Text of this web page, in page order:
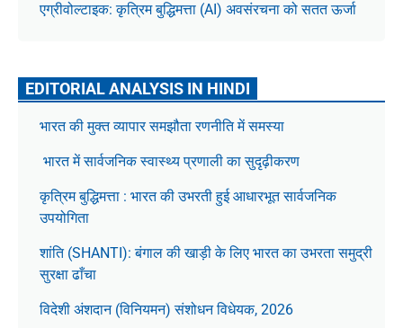
एग्रीवोल्टाइक: कृत्रिम बुद्धिमत्ता (AI) अवसंरचना को सतत ऊर्जा
EDITORIAL ANALYSIS IN HINDI
भारत की मुक्त व्यापार समझौता रणनीति में समस्या
भारत में सार्वजनिक स्वास्थ्य प्रणाली का सुदृढ़ीकरण
कृत्रिम बुद्धिमत्ता : भारत की उभरती हुई आधारभूत सार्वजनिक
उपयोगिता
शांति (SHANTI): बंगाल की खाड़ी के लिए भारत का उभरता समुद्री
सुरक्षा ढाँचा
विदेशी अंशदान (विनियमन) संशोधन विधेयक, 2026